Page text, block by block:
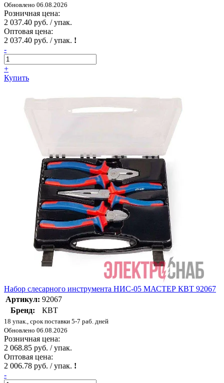
Обновлено 06.08.2026
Розничная цена:
2 037.40 руб. / упак.
Оптовая цена:
2 037.40 руб. / упак. !
-
+
Купить
Набор слесарного инструмента НИС-05 МАСТЕР КВТ 92067
Артикул: 92067
Бренд:
КВТ
18 упак., срок поставки 5-7 раб. дней
Обновлено 06.08.2026
Розничная цена:
2 068.85 руб. / упак.
Оптовая цена:
2 006.78 руб. / упак. !
-